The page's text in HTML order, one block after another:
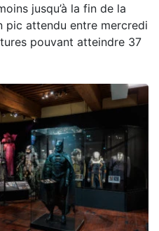
jusqu’à la fin de la
pic attendu entre mercredi
pouvant atteindre 37